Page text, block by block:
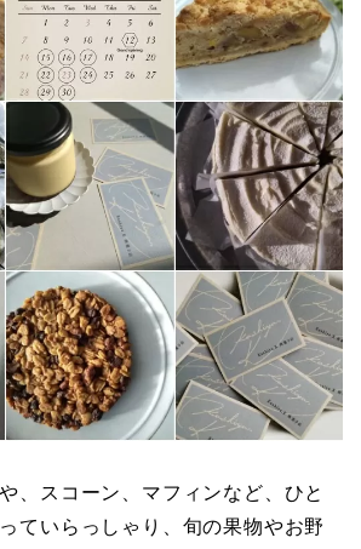
、スコーン、マフィンなど、ひと
ていらっしゃり、旬の果物やお野